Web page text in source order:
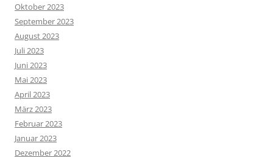
Oktober 2023
September 2023
August 2023
Juli 2023
Juni 2023
Mai 2023
April 2023
März 2023
Februar 2023
Januar 2023
Dezember 2022